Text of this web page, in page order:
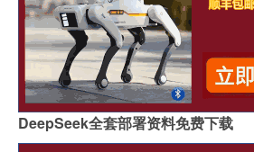
DeepSeek全套部署资料免费下载